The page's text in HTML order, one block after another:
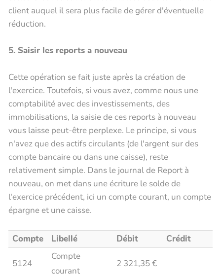
client auquel il sera plus facile de gérer d'éventuelle
réduction.
5. Saisir les reports a nouveau
Cette opération se fait juste après la création de
l'exercice. Toutefois, si vous avez, comme nous une
comptabilité avec des investissements, des
immobilisations, la saisie de ces reports à nouveau
vous laisse peut-être perplexe. Le principe, si vous
n'avez que des actifs circulants (de l'argent sur des
compte bancaire ou dans une caisse), reste
relativement simple. Dans le journal de Report à
nouveau, on met dans une écriture le solde de
l'exercice précédent, ici un compte courant, un compte
épargne et une caisse.
Compte Libellé Débit Crédit
5124
Compte
courant
2 321,35 €